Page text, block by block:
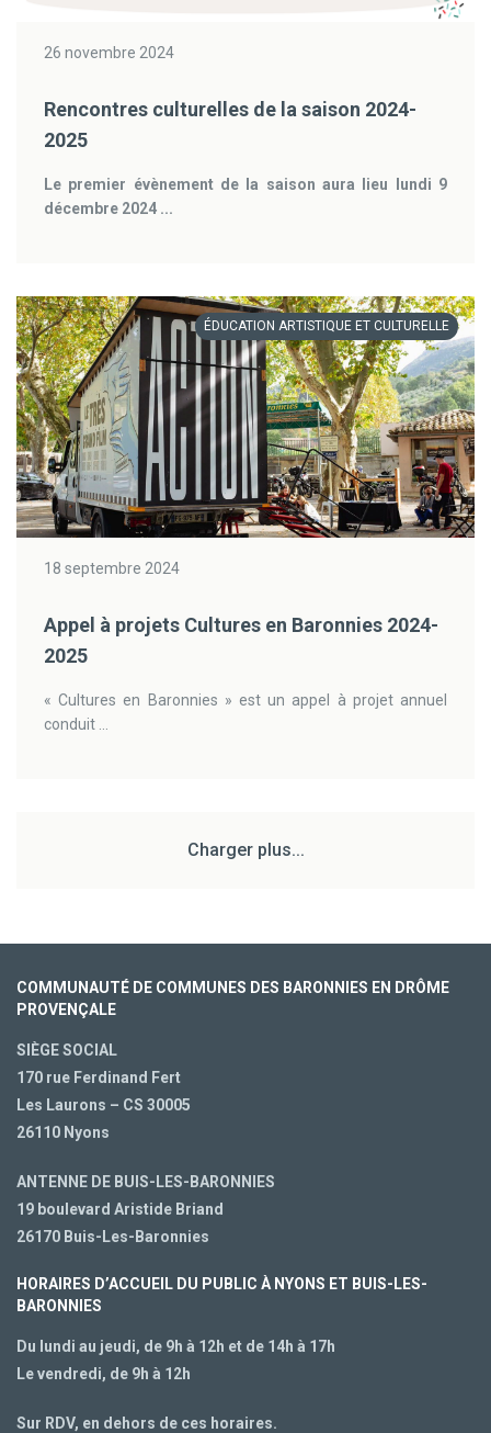
26 novembre 2024
Rencontres culturelles de la saison 2024-
2025
Le premier évènement de la saison aura lieu lundi 9
décembre 2024 ...
ÉDUCATION ARTISTIQUE ET CULTURELLE
18 septembre 2024
Appel à projets Cultures en Baronnies 2024-
2025
« Cultures en Baronnies » est un appel à projet annuel
conduit ...
Charger plus...
COMMUNAUTÉ DE COMMUNES DES BARONNIES EN DRÔME
PROVENÇALE
SIÈGE SOCIAL
170 rue Ferdinand Fert
Les Laurons – CS 30005
26110 Nyons
ANTENNE DE BUIS-LES-BARONNIES
19 boulevard Aristide Briand
26170 Buis-Les-Baronnies
HORAIRES D’ACCUEIL DU PUBLIC À NYONS ET BUIS-LES-
BARONNIES
Du lundi au jeudi, de 9h à 12h et de 14h à 17h
Le vendredi, de 9h à 12h
Sur RDV, en dehors de ces horaires.